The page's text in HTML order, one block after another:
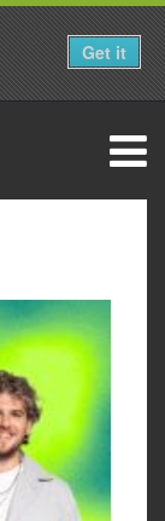
Get it